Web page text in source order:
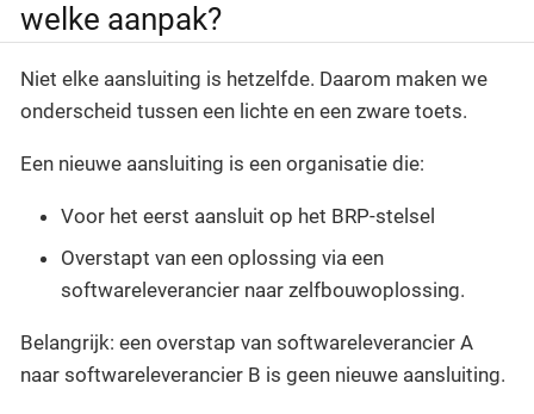
welke aanpak?
Niet elke aansluiting is hetzelfde. Daarom maken we
onderscheid tussen een lichte en een zware toets.
Een nieuwe aansluiting is een organisatie die:
Voor het eerst aansluit op het BRP-stelsel
Overstapt van een oplossing via een
softwareleverancier naar zelfbouwoplossing.
Belangrijk: een overstap van softwareleverancier A
naar softwareleverancier B is geen nieuwe aansluiting.